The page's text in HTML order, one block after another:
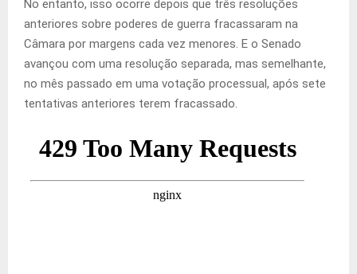
No entanto, isso ocorre depois que três resoluções
anteriores sobre poderes de guerra fracassaram na
Câmara por margens cada vez menores. E o Senado
avançou com uma resolução separada, mas semelhante,
no mês passado em uma votação processual, após sete
tentativas anteriores terem fracassado.